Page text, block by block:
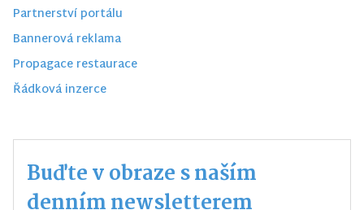
Partnerství portálu
Bannerová reklama
Propagace restaurace
Řádková inzerce
Buďte v obraze s naším
denním newsletterem